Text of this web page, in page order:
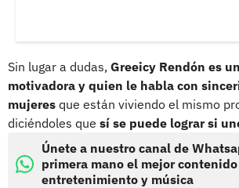
Sin lugar a dudas, Greeicy Rendón es
motivadora y quien le habla con
mujeres que están viviendo el mismo
diciéndoles que sí se puede lograr si
Únete a nuestro canal de
primera mano el mejor
entretenimiento y música